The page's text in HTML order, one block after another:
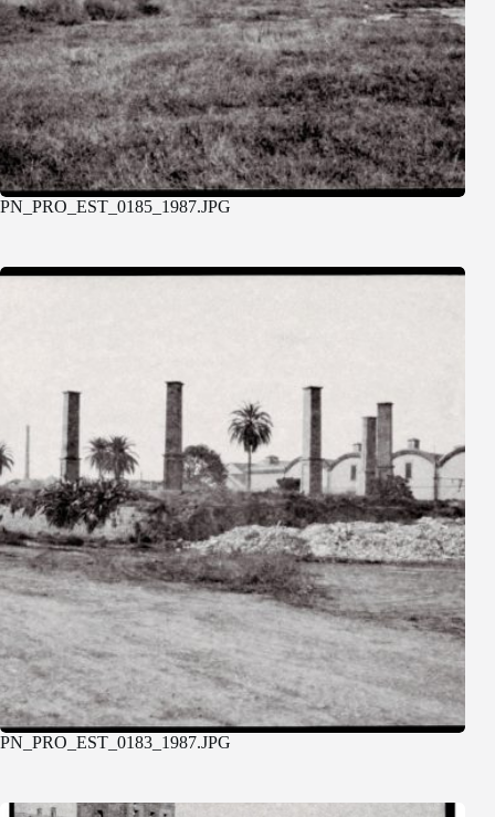
PN_PRO_EST_0185_1987.JPG
PN_PRO_EST_0183_1987.JPG